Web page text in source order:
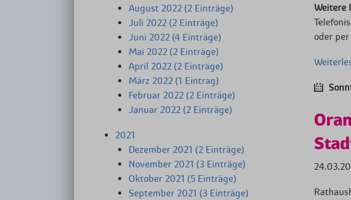
August 2022 (2 Einträge)
Juli 2022 (2 Einträge)
Juni 2022 (4 Einträge)
Mai 2022 (2 Einträge)
April 2022 (2 Einträge)
März 2022 (1 Eintrag)
Februar 2022 (2 Einträge)
Januar 2022 (2 Einträge)
2021
Dezember 2021 (2 Einträge)
November 2021 (3 Einträge)
Oktober 2021 (5 Einträge)
September 2021 (3 Einträge)
Weitere
oder